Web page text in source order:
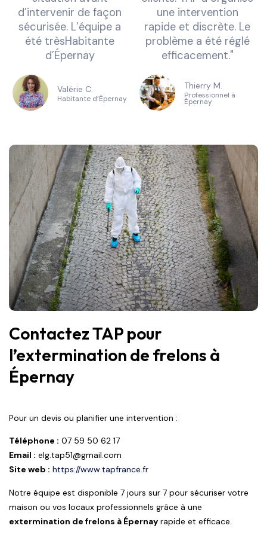
d’intervenir de façon
sécurisée. L’équipe a
été trèsHabitante
d’Épernay
Valérie C.
Habitante d’Épernay
une intervention
rapide et discrète. Le
problème a été réglé
efficacement."
Thierry M.
Professionnel à
Épernay
Contactez TAP pour
l’extermination de frelons à
Épernay
Pour un devis ou planifier une intervention :
Téléphone : 07 59 50 62 17
Email : elg.tap51@gmail.com
Site web : https://www.tapfrance.fr
Notre équipe est disponible 7 jours sur 7 pour sécuriser votre
maison ou vos locaux professionnels grâce à une
extermination de frelons à Épernay rapide et efficace.